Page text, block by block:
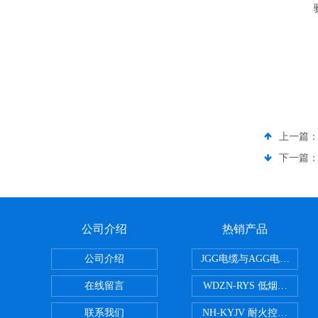
上一篇：
下一篇：
公司介绍
公司介绍
在线留言
联系我们
热销产品
JGG电缆与AGG电缆有什么
WDZN-RYS 低烟无卤耐火
NH-KYJV 耐火控制电缆